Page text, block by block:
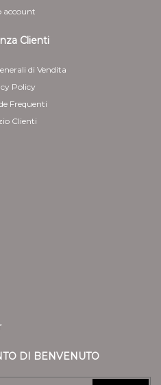
account
Clienti
di Vendita
Policy
Frequenti
Clienti
DI BENVENUTO